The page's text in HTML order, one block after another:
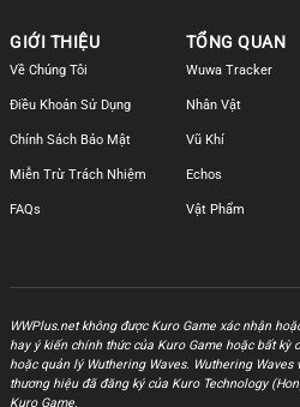
GIỚI THIỆU
Về Chúng Tôi
Điều Khoản Sử Dụng
Chính Sách Bảo Mật
Miễn Trừ Trách Nhiệm
FAQs
TỔNG QUAN
Wuwa Tracker
Nhân Vật
Vũ Khí
Echos
Vật Phẩm
WWPlus.net không được Kuro Game xác nhận
hay ý kiến chính thức của Kuro Game hoặc bất kỳ
hoặc quản lý Wuthering Waves. Wuthering
thương hiệu đã đăng ký của Kuro Technology
Kuro Game.